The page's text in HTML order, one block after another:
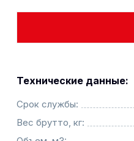
Технические данные:
Срок службы:
Вес брутто, кг: